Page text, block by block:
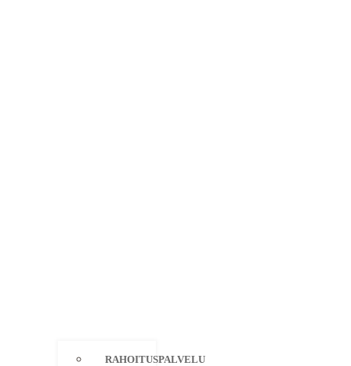
RAHOITUSPALVELU